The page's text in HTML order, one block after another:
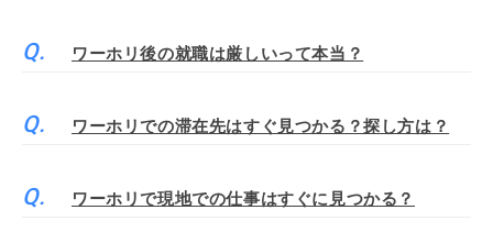
ワーホリ後の就職は厳しいって本当？
ワーホリでの滞在先はすぐ見つかる？探し方は？
ワーホリで現地での仕事はすぐに見つかる？